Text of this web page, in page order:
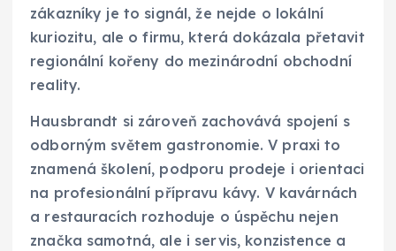
zákazníky je to signál, že nejde o lokální
kuriozitu, ale o firmu, která dokázala přetavit
regionální kořeny do mezinárodní obchodní
reality.
Hausbrandt si zároveň zachovává spojení s
odborným světem gastronomie. V praxi to
znamená školení, podporu prodeje i orientaci
na profesionální přípravu kávy. V kavárnách
a restauracích rozhoduje o úspěchu nejen
značka samotná, ale i servis, konzistence a